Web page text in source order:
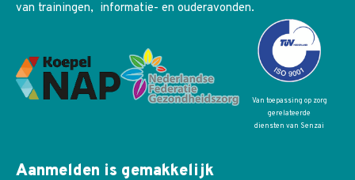
van trainingen, informatie- en ouderavonden.
Van toepassing op zorg
gerelateerde
diensten van Senzai
Aanmelden is gemakkelijk